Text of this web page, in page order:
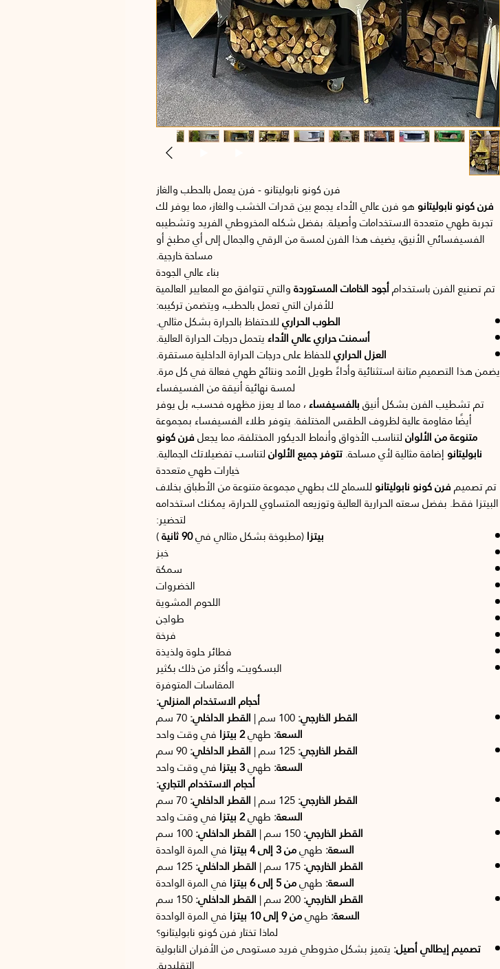
فرن كونو نابوليتانو - فرن يعمل بالحطب والغاز
فرن كونو نابوليتانو هو فرن عالي الأداء يجمع بين قدرات الخشب والغاز، مما يوفر لك
تجربة طهي متعددة الاستخدامات وأصيلة. بفضل شكله المخروطي الفريد وتشطيبه
الفسيفسائي الأنيق، يضيف هذا الفرن لمسة من الرقي والجمال إلى أي مطبخ أو
مساحة خارجية.
بناء عالي الجودة
تم تصنيع الفرن باستخدامأجود الخامات المستوردةوالتي تتوافق مع المعايير العالمية
للأفران التي تعمل بالحطب، ويتضمن تركيبه:
الطوب الحراريللاحتفاظ بالحرارة بشكل مثالي.
أسمنت حراري عالي الأداءيتحمل درجات الحرارة العالية.
العزل الحراريللحفاظ على درجات الحرارة الداخلية مستقرة.
يضمن هذا التصميم متانة استثنائية وأداءً طويل الأمد ونتائج طهي فعالة في كل مرة.
لمسة نهائية أنيقة من الفسيفساء
تم تشطيب الفرن بشكل أنيقبالفسيفساء، مما لا يعزز مظهره فحسب، بل يوفر
أيضًا مقاومة عالية لظروف الطقس المختلفة. يتوفر طلاء الفسيفساء بمجموعة
متنوعة من الألوانلتناسب الأذواق وأنماط الديكور المختلفة، مما يجعلفرن كونو
نابوليتانو إضافة مثالية لأي مساحة.تتوفر جميع الألوانلتناسب تفضيلاتك الجمالية.
خيارات طهي متعددة
تم تصميمفرن كونو نابوليتانو للسماح لك بطهي مجموعة متنوعة من الأطباق بخلاف
البيتزا فقط. بفضل سعته الحرارية العالية وتوزيعه المتساوي للحرارة، يمكنك استخدامه
لتحضير:
بيتزا(مطبوخة بشكل مثالي في90 ثانية
)
خبز
سمكة
الخضروات
اللحوم المشوية
طواجن
فرخة
فطائر حلوة ولذيذة
البسكويت، وأكثر من ذلك بكثير
المقاسات المتوفرة
أحجام الاستخدام المنزلي:
القطر الخارجي:
القطر الداخلي:
السعة: طهي2 بيتزا
في وقت واحد
القطر الخارجي:
القطر الداخلي:
السعة: طهي3 بيتزا
في وقت واحد
أحجام الاستخدام التجاري:
القطر الخارجي:
القطر الداخلي:
السعة: طهي2 بيتزا
في وقت واحد
القطر الخارجي:
القطر الداخلي:
السعة: طهيمن 3 إلى 4 بيتزا
في المرة الواحدة
القطر الخارجي:
القطر الداخلي:
السعة: طهيمن 5 إلى 6 بيتزا
في المرة الواحدة
القطر الخارجي:
القطر الداخلي:
السعة: طهيمن 9 إلى 10 بيتزا
في المرة الواحدة
لماذا تختار فرن كونو نابوليتانو؟
تصميم إيطالي أصيل: يتميز بشكل مخروطي فريد مستوحى من الأفران النابولية